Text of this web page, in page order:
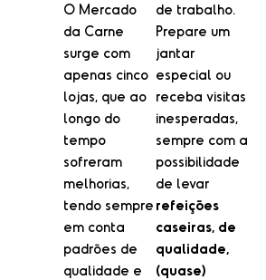
O Mercado
da Carne
surge com
apenas cinco
lojas, que ao
longo do
tempo
sofreram
melhorias,
tendo sempre
em conta
padrões de
qualidade e
de trabalho.
Prepare um
jantar
especial ou
receba visitas
inesperadas,
sempre com a
possibilidade
de levar
refeições
caseiras, de
qualidade,
(quase)